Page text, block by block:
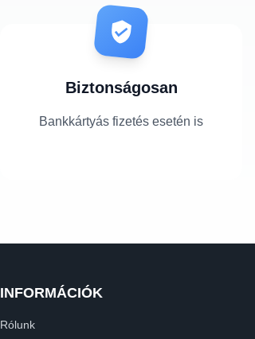
Biztonságosan
Bankkártyás fizetés esetén is
INFORMÁCIÓK
Rólunk